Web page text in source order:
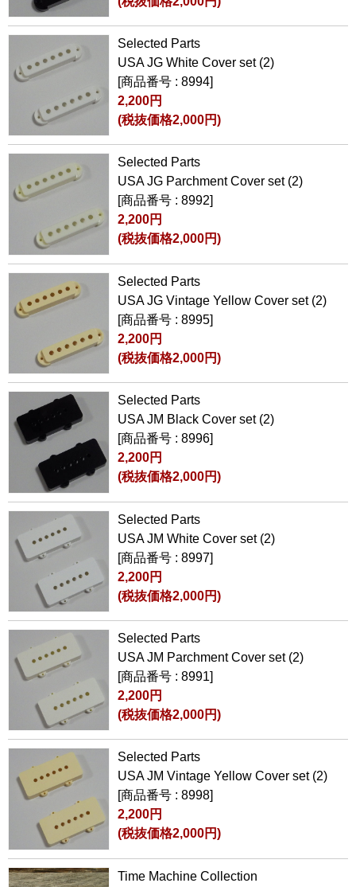
Selected Parts
USA JG White Cover set (2)
[商品番号 : 8994]
2,200円
(税抜価格2,000円)
Selected Parts
USA JG Parchment Cover set (2)
[商品番号 : 8992]
2,200円
(税抜価格2,000円)
Selected Parts
USA JG Vintage Yellow Cover set (2)
[商品番号 : 8995]
2,200円
(税抜価格2,000円)
Selected Parts
USA JM Black Cover set (2)
[商品番号 : 8996]
2,200円
(税抜価格2,000円)
Selected Parts
USA JM White Cover set (2)
[商品番号 : 8997]
2,200円
(税抜価格2,000円)
Selected Parts
USA JM Parchment Cover set (2)
[商品番号 : 8991]
2,200円
(税抜価格2,000円)
Selected Parts
USA JM Vintage Yellow Cover set (2)
[商品番号 : 8998]
2,200円
(税抜価格2,000円)
Time Machine Collection